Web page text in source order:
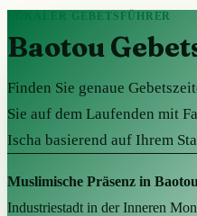
LOKALER GEBETSFÜHRER
Baotou
Finden Sie genaue
Sie auf dem Laufenden mit
Ischa basierend auf Ihrem
Muslimische Präsenz in
Industriestadt in der Inneren